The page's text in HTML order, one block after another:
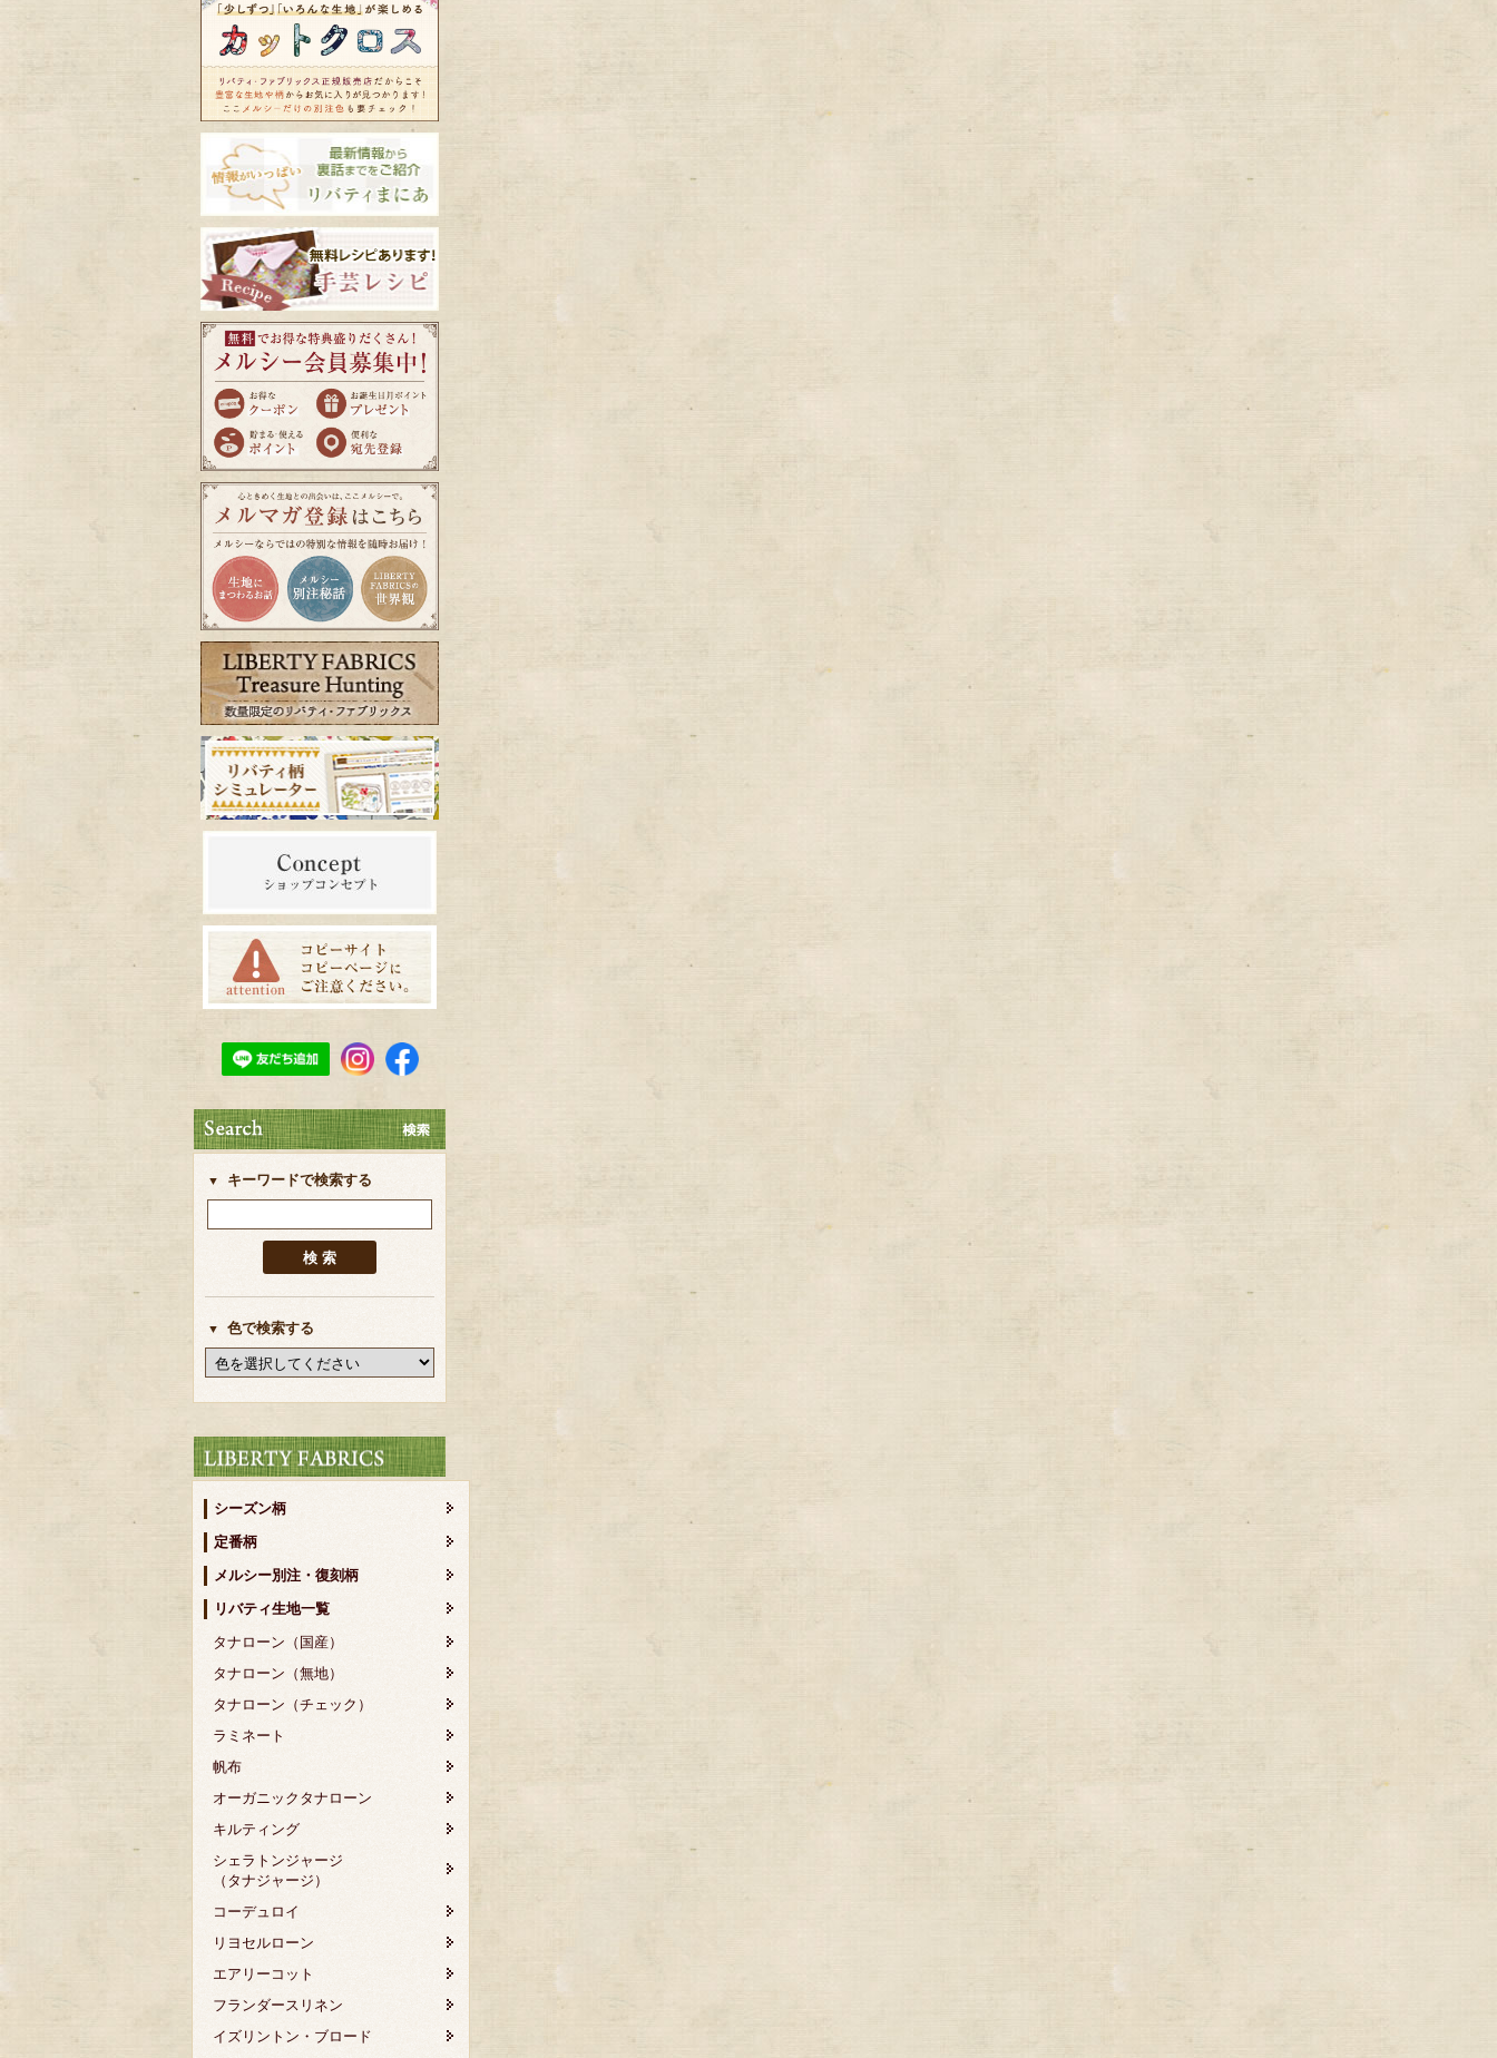
キーワードで検索する
色で検索する
シーズン柄
定番柄
メルシー別注・復刻柄
リバティ生地一覧
タナローン（国産）
タナローン（無地）
タナローン（チェック）
ラミネート
帆布
オーガニックタナローン
キルティング
シェラトンジャージ
（タナジャージ）
コーデュロイ
リヨセルローン
エアリーコット
フランダースリネン
イズリントン・ブロード